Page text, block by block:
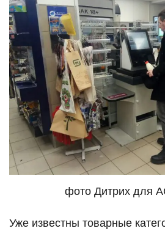
фото Дитрих для
Уже известны товарные